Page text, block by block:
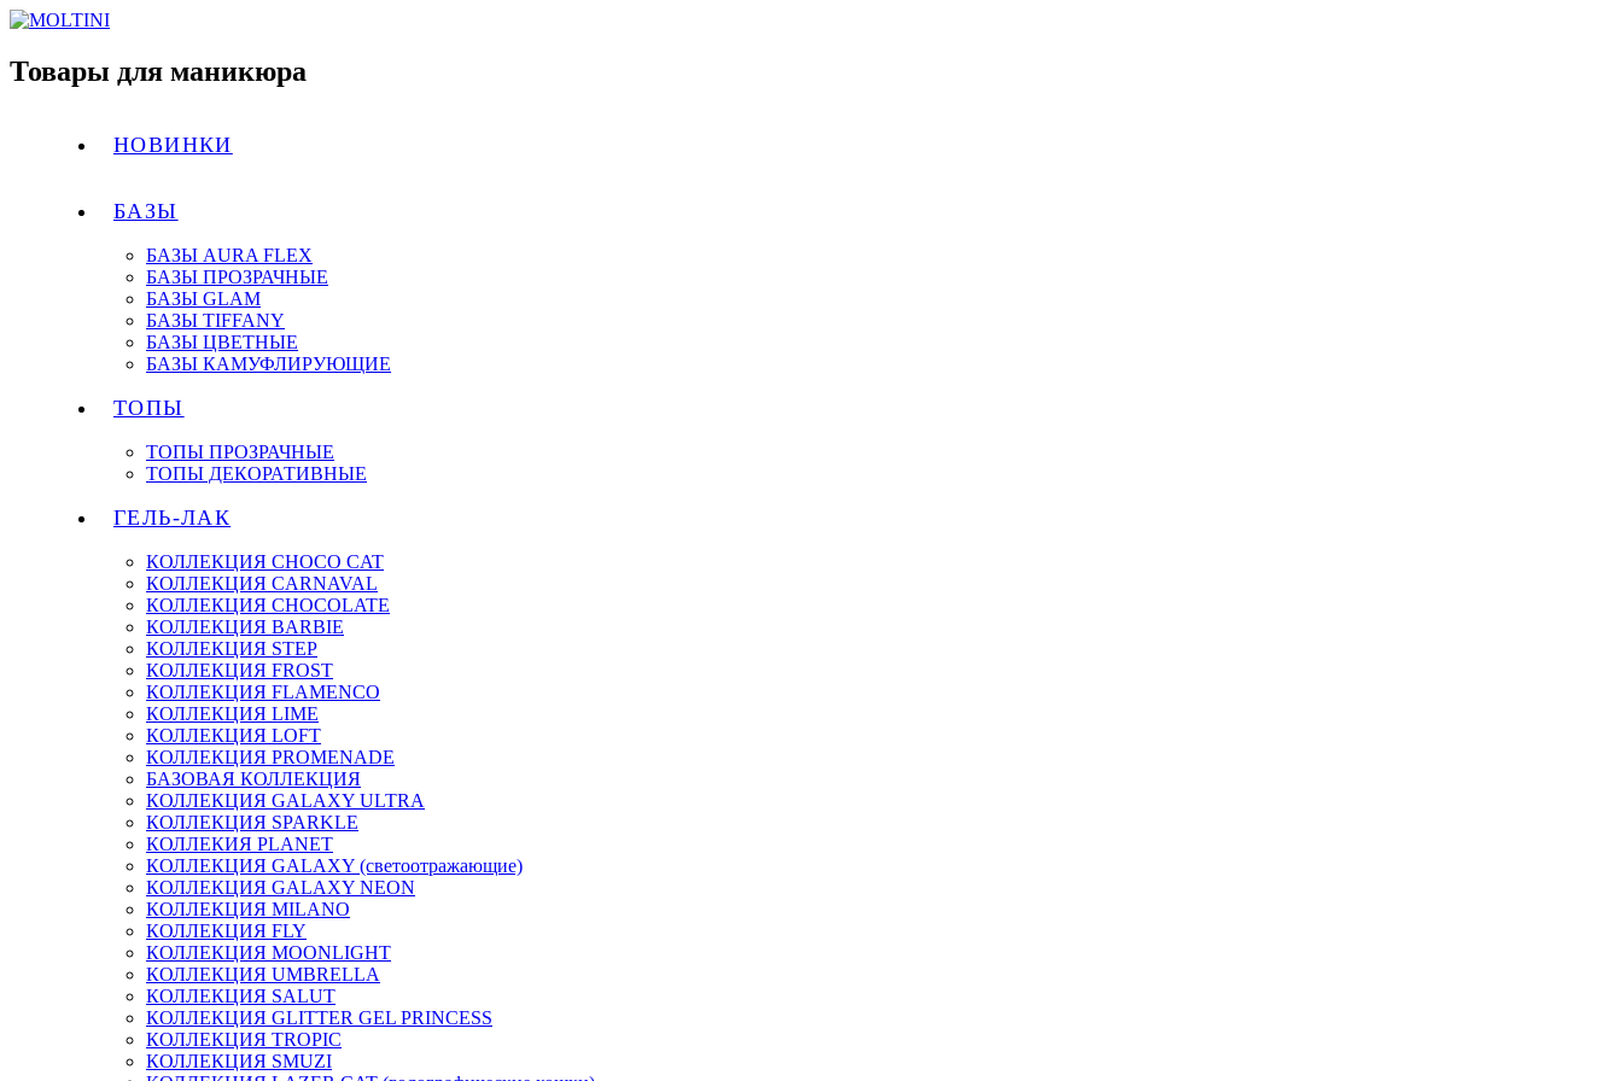
Товары для маникюра
НОВИНКИ
БАЗЫ
БАЗЫ AURA FLEX
БАЗЫ ПРОЗРАЧНЫЕ
БАЗЫ GLAM
БАЗЫ TIFFANY
БАЗЫ ЦВЕТНЫЕ
БАЗЫ КАМУФЛИРУЮЩИЕ
ТОПЫ
ТОПЫ ПРОЗРАЧНЫЕ
ТОПЫ ДЕКОРАТИВНЫЕ
ГЕЛЬ-ЛАК
КОЛЛЕКЦИЯ CHOCO CAT
КОЛЛЕКЦИЯ CARNAVAL
КОЛЛЕКЦИЯ CHOCOLATE
КОЛЛЕКЦИЯ BARBIE
КОЛЛЕКЦИЯ STEP
КОЛЛЕКЦИЯ FROST
КОЛЛЕКЦИЯ FLAMENCO
КОЛЛЕКЦИЯ LIME
КОЛЛЕКЦИЯ LOFT
КОЛЛЕКЦИЯ PROMENADE
БАЗОВАЯ КОЛЛЕКЦИЯ
КОЛЛЕКЦИЯ GALAXY ULTRA
КОЛЛЕКЦИЯ SPARKLE
КОЛЛЕКИЯ PLANET
КОЛЛЕКЦИЯ GALAXY (светоотражающие)
КОЛЛЕКЦИЯ GALAXY NEON
КОЛЛЕКЦИЯ MILANO
КОЛЛЕКЦИЯ FLY
КОЛЛЕКЦИЯ MOONLIGHT
КОЛЛЕКЦИЯ UMBRELLA
КОЛЛЕКЦИЯ SALUT
КОЛЛЕКЦИЯ GLITTER GEL PRINCESS
КОЛЛЕКЦИЯ TROPIC
КОЛЛЕКЦИЯ SMUZI